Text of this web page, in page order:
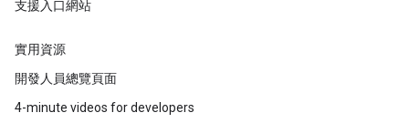
支援入口網站
實用資源
開發人員總覽頁面
4-minute videos for developers